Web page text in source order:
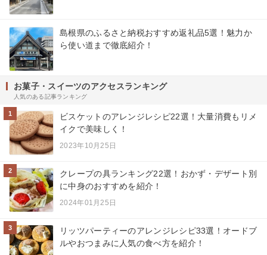
島根県のふるさと納税おすすめ返礼品5選！魅力か
ら使い道まで徹底紹介！
お菓子・スイーツのアクセスランキング
人気のある記事ランキング
1
ビスケットのアレンジレシピ22選！大量消費もリメ
イクで美味しく！
2023年10月25日
2
クレープの具ランキング22選！おかず・デザート別
に中身のおすすめを紹介！
2024年01月25日
3
リッツパーティーのアレンジレシピ33選！オードブ
ルやおつまみに人気の食べ方を紹介！